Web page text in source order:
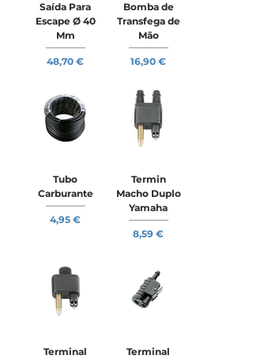
Saída Para
Escape Ø 40
Mm
Preço
48,70 €
Bomba de
Transfega de
Mão
Preço
16,90 €
Tubo
Carburante
Preço
4,95 €
Termin
Macho Duplo
Yamaha
Preço
8,59 €
Terminal
Terminal